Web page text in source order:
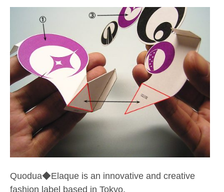
Quodua◆Elaque is an innovative and creative
fashion label based in Tokyo.